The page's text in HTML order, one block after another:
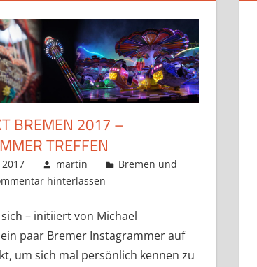
BREMEN 2017 –
TREFFEN
martin
Bremen und
hinterlassen
– initiiert von Michael
paar Bremer Instagrammer auf
um sich mal persönlich kennen zu